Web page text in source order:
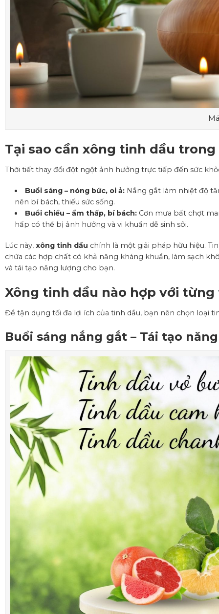
Tại sao cần xông tinh dầu
Thời tiết thay đổi đột ngột ảnh hưởng trực tiếp đến sức
Buổi sáng – nóng bức, oi ả:Nắng gắt làm nhiệt độ
nên bí bách, thiếu sức sống.
Buổi chiều – ẩm thấp, bí bách:Cơn mưa bất chợt
hấp có thể bị ảnh hưởng và vi khuẩn dễ sinh sôi.
Lúc này, xông tinh dầu chính là một giải pháp hữu hiệu.
chứa các hợp chất có khả năng kháng khuẩn, làm sạch
và tái tạo năng lượng cho bạn.
Xông tinh dầu nào hợp với
Để tận dụng tối đa lợi ích của tinh dầu, bạn nên chọn loại
Buổi sáng nắng gắt – Tái tạo